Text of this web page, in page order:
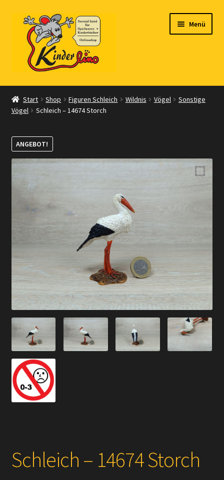
Navigation
springen
Zum
Inhalt
springen
Menü
Start
Vertrag widerrufen
Shop
Warenkorb
Kasse
Kontakt
AGB
Widerrufsbelehrung
Datenschutzerklärung
Impressum
Versand + Wichtige Infos
Start Shop Figuren Schleich Wildnis Vögel
Sonstige
Vögel
Schleich – 14674 Storch
ANGEBOT!
Schleich – 14674 Storch